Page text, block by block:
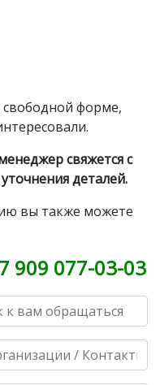
форме,
свяжется с
деталей.
вы также можете
909 077-03-03